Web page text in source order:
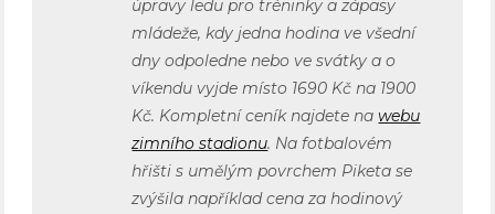
úpravy ledu pro tréninky a zápasy
mládeže, kdy jedna hodina ve všední
dny odpoledne nebo ve svátky a o
víkendu vyjde místo 1690 Kč na 1900
Kč. Kompletní ceník najdete nawebu
zimního stadionu. Na fotbalovém
hřišti s umělým povrchem Piketa se
zvýšila například cena za hodinový